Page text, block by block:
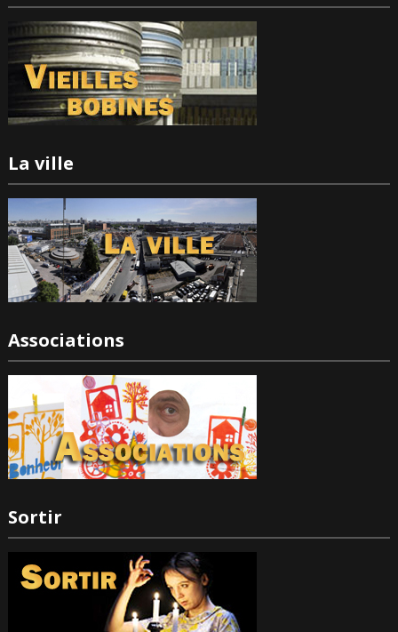
La ville
Associations
Sortir